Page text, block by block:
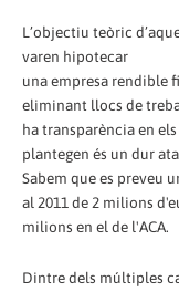
L’objectiu teòric
varen hipotecar
una empresa rendible
eliminant llocs de
ha transparència en
plantegen és un dur
Sabem que es preveu
al 2011 de 2 milions
milions en el de l'ACA.
Dintre dels múltiples